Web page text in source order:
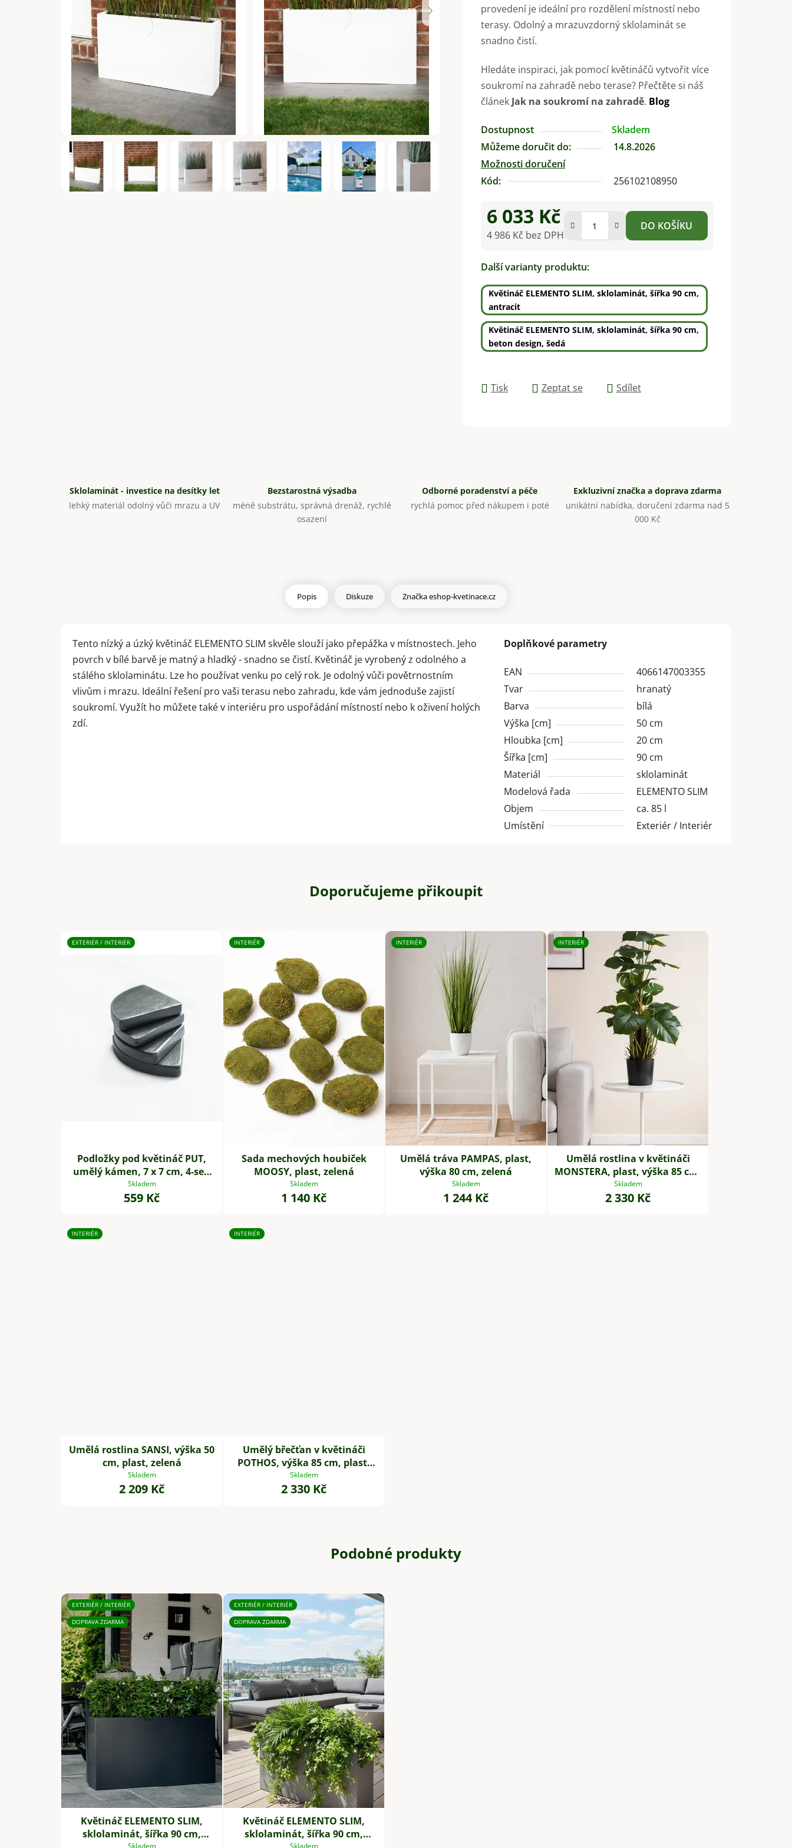
0,0
z
5
provedení je ideální pro rozdělení místností nebo
terasy. Odolný a mrazuvzdorný sklolaminát se
snadno čistí.
Hledáte inspiraci, jak pomocí květináčů vytvořit více
soukromí na zahradě nebo terase? Přečtěte si náš
článek Jak na soukromí na zahradě. Blog
Dostupnost
Skladem
Můžeme doručit do:
14.8.2026
Možnosti doručení
Kód:
256102108950
6 033 Kč
4 986 Kč bez DPH
DO KOŠÍKU
Další varianty produktu:
Květináč ELEMENTO SLIM, sklolaminát, šířka 90 cm,
antracit
Květináč ELEMENTO SLIM, sklolaminát, šířka 90 cm,
beton design, šedá
Tisk Zeptat se Sdílet
Sklolaminát - investice na desítky let
lehký materiál odolný vůči mrazu a UV
Bezstarostná výsadba
méně substrátu, správná drenáž, rychlé
osazení
Odborné poradenství a péče
rychlá pomoc před nákupem i poté
Exkluzivní značka a doprava zdarma
unikátní nabídka, doručení zdarma nad 5
000 Kč
Popis Diskuze Značkaeshop-kvetinace.cz
Tento nízký a úzký květináč ELEMENTO SLIM skvěle slouží jako přepážka v místnostech. Jeho
povrch v bílé barvě je matný a hladký - snadno se čistí. Květináč je vyrobený z odolného a
stálého sklolaminátu. Lze ho používat venku po celý rok. Je odolný vůči povětrnostním
vlivům i mrazu. Ideální řešení pro vaši terasu nebo zahradu, kde vám jednoduše zajistí
soukromí. Využít ho můžete také v interiéru pro uspořádání místností nebo k oživení holých
zdí.
Doplňkové parametry
EAN
4066147003355
Tvar
hranatý
Barva
bílá
Výška [cm]
50 cm
Hloubka [cm]
20 cm
Šířka [cm]
90 cm
Materiál
sklolaminát
Modelová řada
ELEMENTO SLIM
Objem
ca. 85 l
Umístění
Exteriér / Interiér
Doporučujeme přikoupit
EXTERIÉR / INTERIÉR
Podložky pod květináč PUT,
umělý kámen, 7 x 7 cm, 4-set,
šedé
Skladem
559 Kč
INTERIÉR
Sada mechových houbiček
MOOSY, plast, zelená
Skladem
1 140 Kč
INTERIÉR
Umělá tráva PAMPAS, plast,
výška 80 cm, zelená
Skladem
1 244 Kč
INTERIÉR
Umělá rostlina v květináči
MONSTERA, plast, výška 85 cm,
zelená
Skladem
2 330 Kč
INTERIÉR
Umělá rostlina SANSI, výška 50
cm, plast, zelená
Skladem
2 209 Kč
INTERIÉR
Umělý břečťan v květináči
POTHOS, výška 85 cm, plast,
zelený
Skladem
2 330 Kč
Podobné produkty
EXTERIÉR / INTERIÉR
DOPRAVA ZDARMA
Květináč ELEMENTO SLIM,
sklolaminát, šířka 90 cm,
EXTERIÉR / INTERIÉR
DOPRAVA ZDARMA
Květináč ELEMENTO SLIM,
sklolaminát, šířka 90 cm,